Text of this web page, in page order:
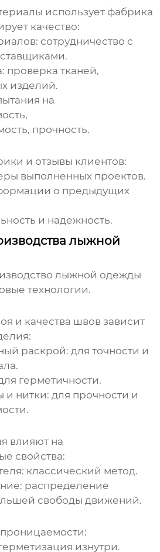
использует фабрика
качество:
сотрудничество с
проверка тканей,
изделий.
на
прочность.
и отзывы клиентов:
выполненных проектов.
о предыдущих
и надежность.
лыжной
лыжной одежды
технологии.
и качества швов зависит
раскрой: для точности и
герметичности.
и нитки: для прочности и
влияют на
свойства:
классический метод.
распределение
свободы движений.
изнутри.